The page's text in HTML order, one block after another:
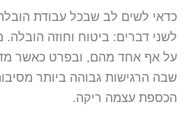
כדאי לשים לב שבכל עבודת
לשני דברים: ביטוח וחוזה
על אף אחד מהם, ובפרט כאשר
שבה הרגישות גבוהה ביותר
הכספת עצמה ריקה.